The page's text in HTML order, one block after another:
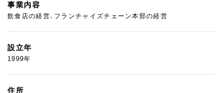
事業内容
飲食店の経営、フランチャイズチェーン本部の経営
設立年
1999年
住所